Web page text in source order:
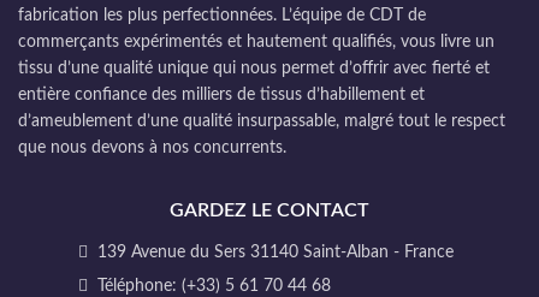
fabrication les plus perfectionnées. L’équipe de CDT de
commerçants expérimentés et hautement qualifiés, vous livre un
tissu d’une qualité unique qui nous permet d’offrir avec fierté et
entière confiance des milliers de tissus d’habillement et
d’ameublement d’une qualité insurpassable, malgré tout le respect
que nous devons à nos concurrents.
GARDEZ LE CONTACT
139 Avenue du Sers 31140 Saint-Alban - France
Téléphone: (+33) 5 61 70 44 68